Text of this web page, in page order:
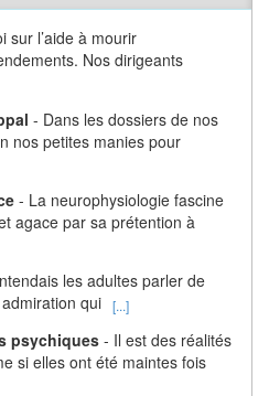
sur l’aide à mourir
Nos dirigeants
- Dans les dossiers de nos
nos petites manies pour
- La neurophysiologie fascine
agace par sa prétention à
les adultes parler de
qui [...]
psychiques - Il est des réalités
si elles ont été maintes fois